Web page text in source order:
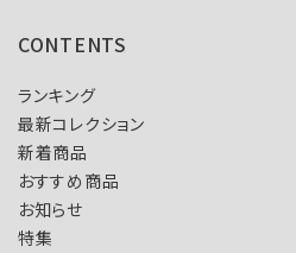
CONTENTS
ランキング
最新コレクション
新着商品
おすすめ商品
お知らせ
特集